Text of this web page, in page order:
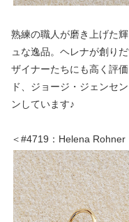
熟練の職人が磨き上げた
ュな逸品。ヘレナが創り
ザイナーたちにも高く評
ド、ジョージ・ジェンセ
ンしています♪
＜#4719：Helena